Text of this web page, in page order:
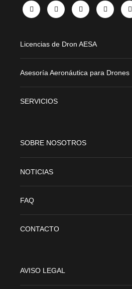
FacebookInstagramLinkedIn
Licencias de Dron AESA
Asesoría Aeronáutica para Drones
SERVICIOS
SOBRE NOSOTROS
NOTICIAS
FAQ
CONTACTO
AVISO LEGAL